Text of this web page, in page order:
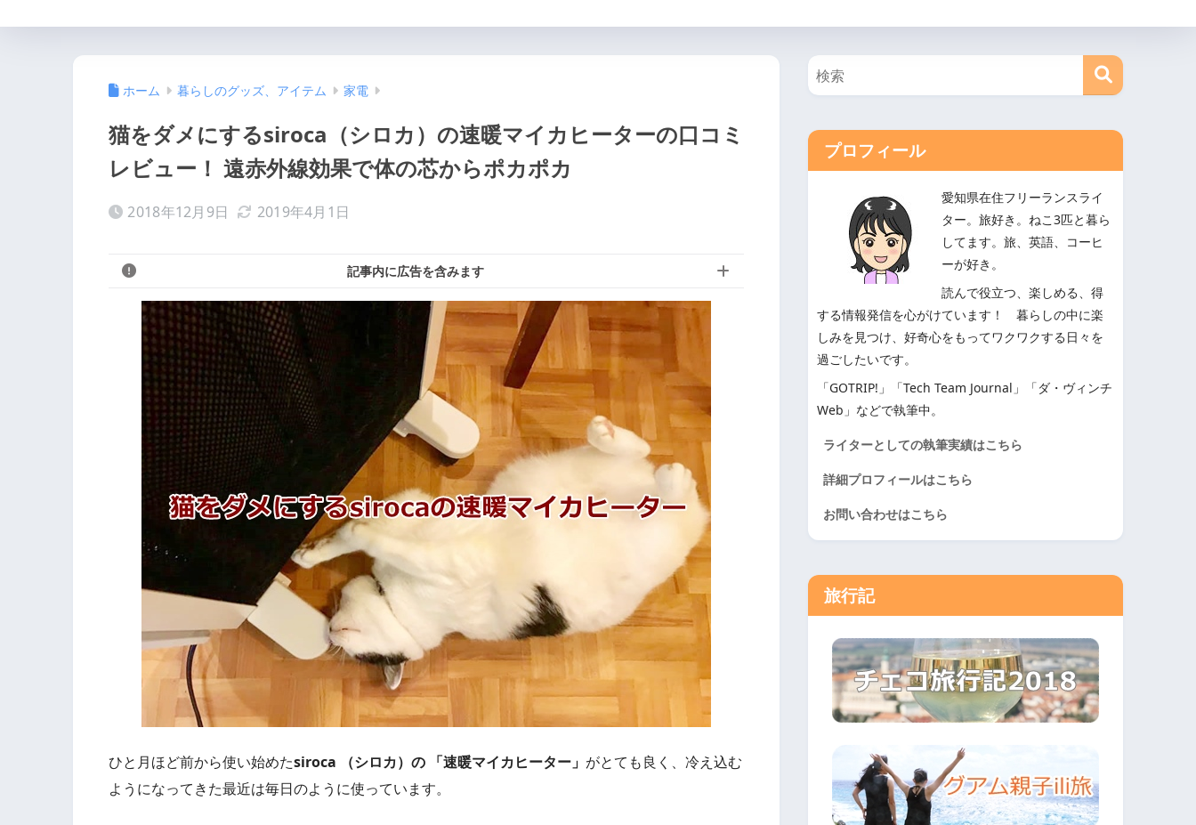
ホーム 暮らしのグッズ、アイテム 家電
猫をダメにするsiroca（シロカ）の速暖マイカヒーターの口コミ
レビュー！ 遠赤外線効果で体の芯からポカポカ
2018年12月9日 2019年4月1日
記事内に広告を含みます
ひと月ほど前から使い始めたsiroca （シロカ）の 「速暖マイカヒーター」 がとても良く、冷え込む
ようになってきた最近は毎日のように使っています。
プロフィール
愛知県在住フリーランスライ
ター。旅好き。ねこ3匹と暮ら
してます。旅、英語、コーヒ
ーが好き。
読んで役立つ、楽しめる、得
する情報発信を心がけています！ 暮らしの中に楽
しみを見つけ、好奇心をもってワクワクする日々を
過ごしたいです。
「GOTRIP!」「Tech Team Journal」「ダ・ヴィンチ
Web」などで執筆中。
ライターとしての執筆実績はこちら
詳細プロフィールはこちら
お問い合わせはこちら
旅行記